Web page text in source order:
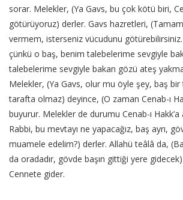
sorar. Melekler, (Ya Gavs, bu çok kötü biri,
götürüyoruz) derler. Gavs hazretleri, (Tamam
vermem, isterseniz vücudunu
çünkü o baş, benim talebelerime sevgiyle
talebelerime sevgiyle bakan gözü ateş
Melekler, (Ya Gavs, olur mu öyle şey, baş
tarafta olmaz) deyince, (O zaman Cenab-ı
buyurur. Melekler de durumu Cenab-ı
Rabbi, bu mevtayı ne yapacağız, baş ayrı,
muamele edelim?) derler. Allahü teâlâ da,
da oradadır, gövde başın gittiği yere
Cennete gider.